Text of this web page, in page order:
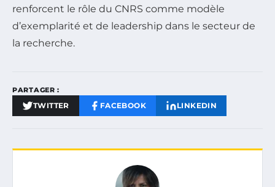
renforcent le rôle du CNRS comme modèle
d’exemplarité et de leadership dans le secteur de
la recherche.
PARTAGER :
TWITTER FACEBOOK LINKEDIN